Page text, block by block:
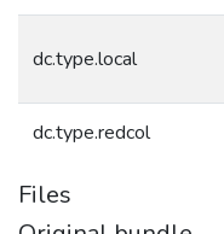
dc.type.local
dc.type.redcol
Files